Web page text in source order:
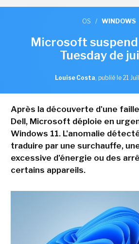
OS / WINDOWS
Microsoft
Tuesday de
Louise Costa, publié le 21
Après la découverte d'une
Dell, Microsoft déploie en
Windows 11. L'anomalie
traduire par une surchauffe,
excessive d'énergie ou des
certains appareils.